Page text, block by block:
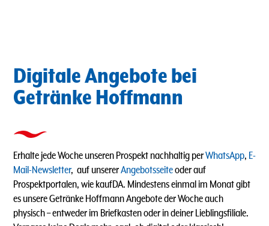
Digitale Angebote bei
Getränke Hoffmann
Erhalte jede Woche unseren Prospekt nachhaltig perWhatsApp, E-
Mail-Newsletter, auf unsererAngebotsseiteoder auf
Prospektportalen, wie kaufDA. Mindestens einmal im Monat gibt
es unsere Getränke Hoffmann Angebote der Woche auch
physisch – entweder im Briefkasten oder in deiner Lieblingsfiliale.